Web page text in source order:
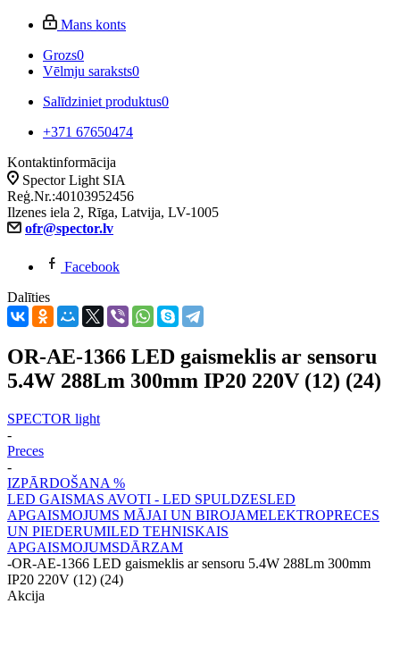
Mans konts
Grozs0
Vēlmju saraksts0
Salīdziniet produktus0
+371 67650474
Kontaktinformācija
Spector Light SIA
Reģ.Nr.:40103952456
Ilzenes iela 2, Rīga, Latvija, LV-1005
ofr@spector.lv
Facebook
Dalīties
OR-AE-1366 LED gaismeklis ar sensoru
5.4W 288Lm 300mm IP20 220V (12) (24)
SPECTOR light
-
Preces
-
IZPĀRDOŠANA %
LED GAISMAS AVOTI - LED SPULDZESLED
APGAISMOJUMS MĀJAI UN BIROJAMELEKTROPRECES
UN PIEDERUMILED TEHNISKAIS
APGAISMOJUMSDĀRZAM
-OR-AE-1366 LED gaismeklis ar sensoru 5.4W 288Lm 300mm
IP20 220V (12) (24)
Akcija